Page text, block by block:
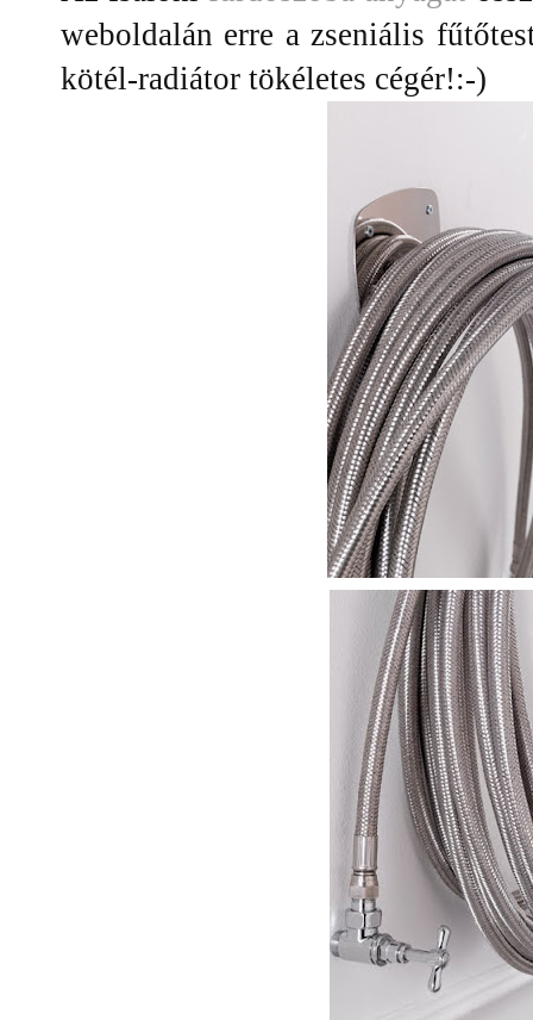
weboldalán erre a zseniális
kötél-radiátor tökéletes cégér!:-)